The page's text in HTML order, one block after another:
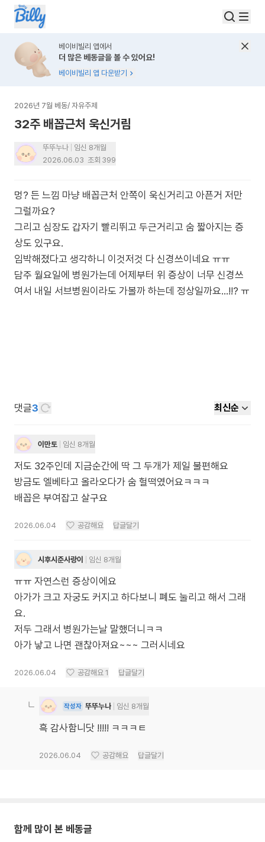
베이비빌리 앱에서
더 많은 베동글을 볼 수 있어요!
베이비빌리 앱 다운받기
2026년 7월 베동/ 자유주제
32주 배꼽근처 욱신거림
뚜뚜누나
임신 8개월
2026.06.03 조회 399
멍? 든 느낌 마냥 배꼽근처 안쪽이 욱신거리고 아픈거 저만
그럴까요?
그리고 심장도 갑자기 빨리뛰고 두근거리고 숨 짧아지는 증
상도 있구요.
임박해졌다고 생각하니 이것저것 다 신경쓰이네요 ㅠㅠ
담주 월요일에 병원가는데 어제부터 위 증상이 너무 신경쓰
여서 내일 서브병원이라도 가볼까 하는데 정상일까요…!!? ㅠ
댓글3 최신순
이만토 임신 8개월
저도 32주인데 지금순간에 딱 그 두개가 제일 불편해요
방금도 엘베타고 올라오다가 숨 헐떡였어요ㅋㅋㅋ
배꼽은 부여잡고 살구요
2026.06.04 공감해요 답글달기
시후시준사랑이 임신 8개월
ㅠㅠ 자연스런 증상이에요
아가가 크고 자궁도 커지고 하다보니 폐도 눌리고 해서 그래
요.
저두 그래서 병원가는날 말했더니ㅋㅋ
아가 낳고 나면 괜찮아져요~~~ 그러시네요
2026.06.04 공감해요 1 답글달기
작성자 뚜뚜누나 임신 8개월
흑 감사함니닷 !!!!! ㅋㅋㅋㅌ
2026.06.04 공감해요 답글달기
함께 많이 본 베동글